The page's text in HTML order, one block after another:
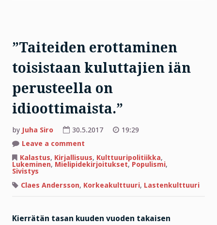
”Taiteiden erottaminen
toisistaan kuluttajien iän
perusteella on
idioottimaista.”
by Juha Siro 30.5.2017
19:29
Leave a comment
erottaminen
toisistaan
kuluttajien
perusteella
Kalastus, Kirjallisuus, Kulttuuripolitiikka,
Lukeminen, Mielipidekirjoitukset, Populismi,
Sivistys
Claes Andersson, Korkeakulttuuri, Lastenkulttuuri
Kierrätän tasan kuuden vuoden takaisen